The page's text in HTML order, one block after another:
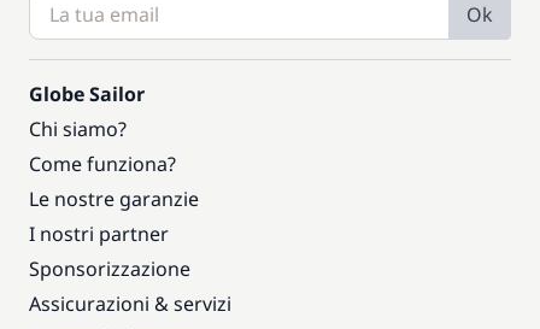
Ok
Globe Sailor
Chi siamo?
Come funziona?
Le nostre garanzie
I nostri partner
Sponsorizzazione
Assicurazioni & servizi